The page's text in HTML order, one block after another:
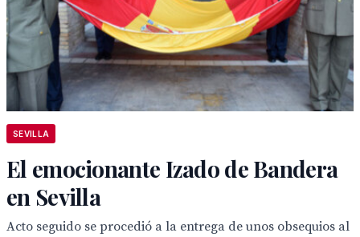
SEVILLA
El emocionante Izado de Bandera
en Sevilla
Acto seguido se procedió a la entrega de unos obsequios al